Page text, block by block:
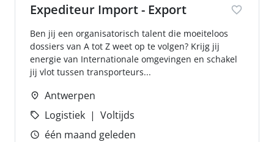
Expediteur Import - Export
Ben jij een organisatorisch talent die moeiteloos
dossiers van A tot Z weet op te volgen? Krijg jij
energie van Internationale omgevingen en schakel
jij vlot tussen transporteurs...
Antwerpen
Logistiek
Voltijds
één maand geleden